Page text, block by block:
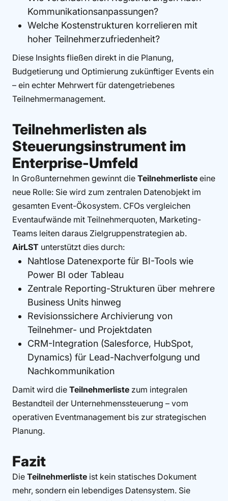
Kommunikationsanpassungen?
Welche Kostenstrukturen korrelieren mit
hoher Teilnehmerzufriedenheit?
Diese Insights fließen direkt in die Planung,
Budgetierung und Optimierung zukünftiger Events ein
– ein echter Mehrwert für datengetriebenes
Teilnehmermanagement.
Teilnehmerlisten als
Steuerungsinstrument im
Enterprise-Umfeld
In Großunternehmen gewinnt die Teilnehmerliste eine
neue Rolle: Sie wird zum zentralen Datenobjekt im
gesamten Event-Ökosystem. CFOs vergleichen
Eventaufwände mit Teilnehmerquoten, Marketing-
Teams leiten daraus Zielgruppenstrategien ab.
AirLST unterstützt dies durch:
Nahtlose Datenexporte für BI-Tools wie
Power BI oder Tableau
Zentrale Reporting-Strukturen über mehrere
Business Units hinweg
Revisionssichere Archivierung von
Teilnehmer- und Projektdaten
CRM-Integration (Salesforce, HubSpot,
Dynamics) für Lead-Nachverfolgung und
Nachkommunikation
Damit wird die Teilnehmerliste zum integralen
Bestandteil der Unternehmenssteuerung – vom
operativen Eventmanagement bis zur strategischen
Planung.
Fazit
Die Teilnehmerliste ist kein statisches Dokument
mehr, sondern ein lebendiges Datensystem. Sie